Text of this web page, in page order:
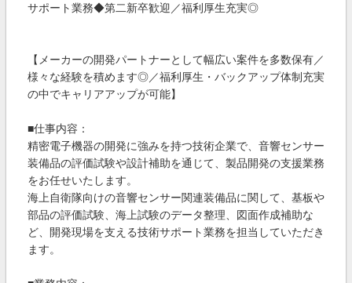
サポート業務◆第二新卒歓迎／福利厚生充実◎
【メーカーの開発パートナーとして幅広い案件を多数保有／
様々な経験を積めます◎／福利厚生・バックアップ体制充実
の中でキャリアアップが可能】
■仕事内容：
精密電子機器の開発に強みを持つ技術企業で、音響センサー
装備品の評価試験や設計補助を通じて、製品開発の支援業務
をお任せいたします。
海上自衛隊向けの音響センサー関連装備品に関して、基板や
部品の評価試験、海上試験のデータ整理、図面作成補助な
ど、開発現場を支える技術サポート業務を担当していただき
ます。